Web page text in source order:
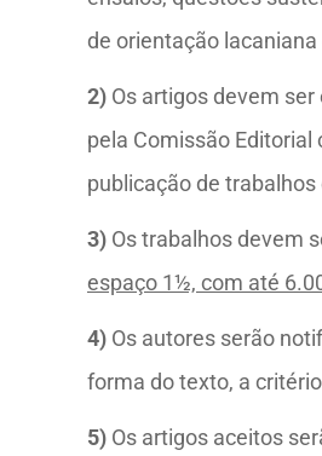
de orientação
2) Os artigos devem
pela Comissão
publicação de
3) Os trabalhos devem
espaço 1½, com até
4) Os autores serão
forma do texto, a
5) Os artigos aceitos